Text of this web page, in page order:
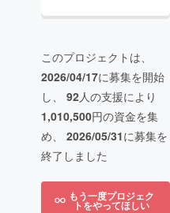
このプロジェクトは、
2026/04/17に募集を開始
し、 92人の支援により
1,010,500円の資金を集
め、 2026/05/31に募集を
終了しました
もう一度プロジェク
トをやってほしい